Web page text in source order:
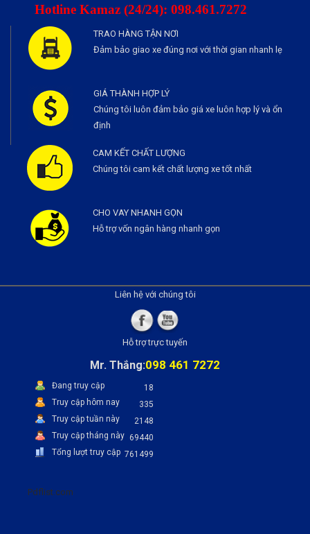
Hotline Kamaz (24/24): 098.461.7272
TRAO HÀNG TẬN NƠI
Đảm bảo giao xe đúng nơi với thời gian nhanh lẹ
GIÁ THÀNH HỢP LÝ
Chúng tôi luôn đảm bảo giá xe luôn hợp lý và ổn
định
CAM KẾT CHẤT LƯỢNG
Chúng tôi cam kết chất lượng xe tốt nhất
CHO VAY NHANH GỌN
Hỗ trợ vốn ngân hàng nhanh gọn
Liên hệ với chúng tôi
Hỗ trợ trực tuyến
Mr. Thắng:098 461 7272
Đang truy cập
18
Truy cập hôm nay
335
Truy cập tuần này
2148
Truy cập tháng này 69440
Tổng lượt truy cập 761499
Pdflist.com